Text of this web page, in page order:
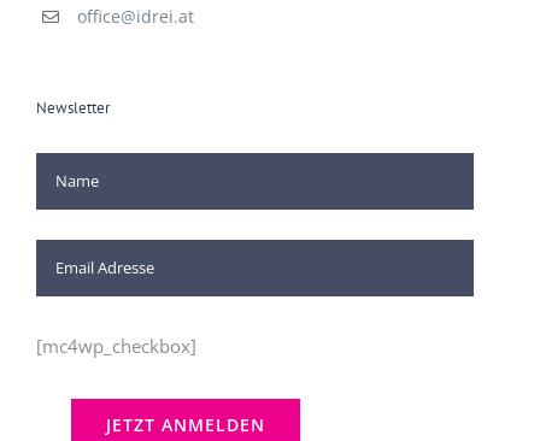
office@idrei.at
Newsletter
[mc4wp_checkbox]